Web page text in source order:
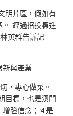
明片區，假如有
”經過招投標進
英群告訴記
新興產業
，專心做菜。
目標，也是澳門
強信念；‘4’是